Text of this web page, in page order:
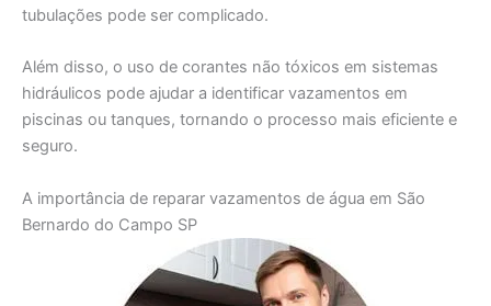
tubulações pode ser complicado.
Além disso, o uso de corantes não tóxicos em sistemas
hidráulicos pode ajudar a identificar vazamentos em
piscinas ou tanques, tornando o processo mais eficiente e
seguro.
A importância de reparar vazamentos de água em São
Bernardo do Campo SP